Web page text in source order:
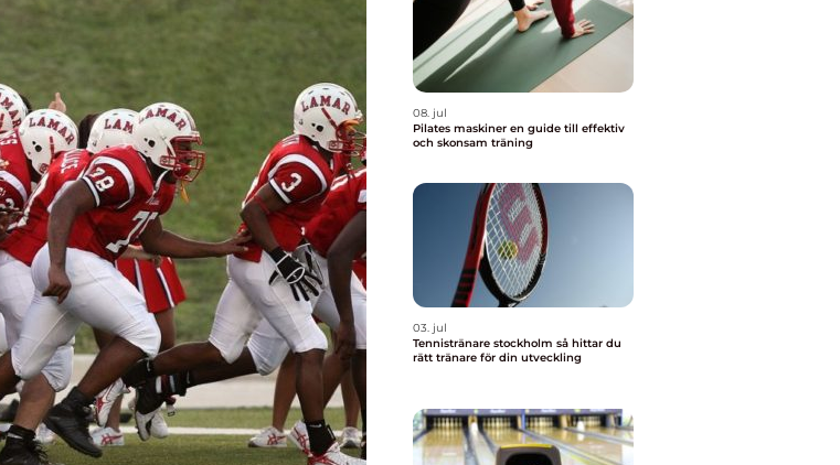
08. jul
Pilates maskiner en guide till effektiv
och skonsam träning
03. jul
Tennistränare stockholm så hittar du
rätt tränare för din utveckling